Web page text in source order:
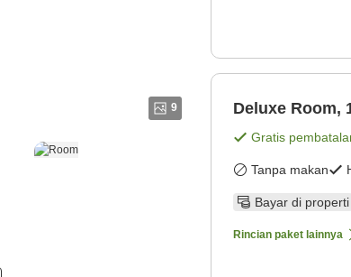
9 Deluxe Room,
Gratis
Tanpa makan
Bayar di properti
Rincian paket lainnya